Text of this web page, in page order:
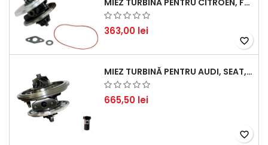
MIEZ TURBINĂ PENTRU CITROËN, FORD, MAZDA, MINI, PEUGEOT ȘI VOLVO - MOTORIZĂRI 1.6 HDI ȘI 1.6 D
363,00 lei
favorite_border
MIEZ TURBINĂ PENTRU AUDI, SEAT, SKODA ȘI VOLKSWAGEN - MOTORIZĂRI 2.0 TDI 103KW 140CP
665,50 lei
favorite_border